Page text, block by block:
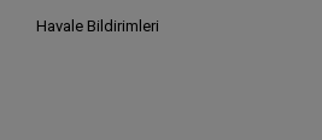
Havale Bildirimleri